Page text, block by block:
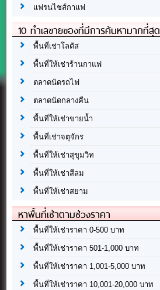
แฟรนไชส์กาแฟ
10 ทำเลขายของที่มีการค้นหามากที่สุด
พื้นที่เช่าโลตัส
พื้นที่ให้เช่าร้านกาแฟ
ตลาดนัดรถไฟ
ตลาดนัดกลางคืน
พื้นที่ให้เช่าขายน้ำ
พื้นที่เช่าจตุจักร
พื้นที่ให้เช่าสุขุมวิท
พื้นที่ให้เช่าสีลม
พื้นที่ให้เช่าสยาม
หาพื้นที่เช่าตามช่วงราคา
พื้นที่ให้เช่าราคา 0-500 บาท
พื้นที่ให้เช่าราคา 501-1,000 บาท
พื้นที่ให้เช่าราคา 1,001-5,000 บาท
พื้นที่ให้เช่าราคา 10,001-20,000 บาท